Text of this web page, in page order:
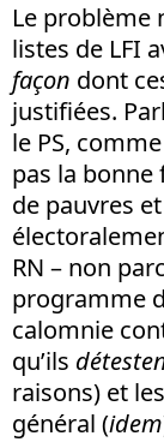
Le problème
listes de LFI
façon dont
justifiées.
le PS,
pas la bonne
de pauvres
RN – non
programme
calomnie
qu’ils
raisons) et
général (idem